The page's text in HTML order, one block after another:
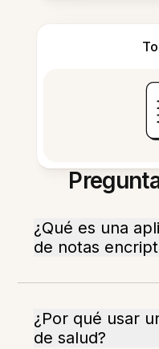
¿Qué es una
de notas
¿Por qué usar
de salud?